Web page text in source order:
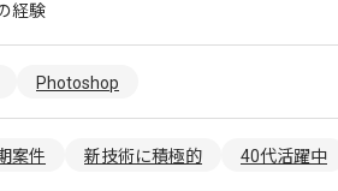
経験
Photoshop
案件 新技術に積極的 40代活躍中